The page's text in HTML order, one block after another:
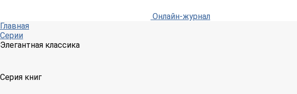
Онлайн-журнал
Главная
Серии
Элегантная классика
Серия книг